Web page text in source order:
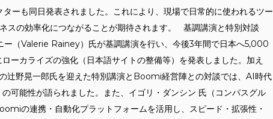
ーも同日発表されました。これにより、現場で日常的に使われるツー
スの効率化につながることが期待されます。 基調講演と特別対談
（Valerie Rainey）氏が基調講演を行い、今後3年間で日本へ5,000
ーカライズの強化（日本語サイトの整備等）を発表しました。加え
辻野晃一郎氏を迎えた特別講演とBoomi経営陣との対談では、AI時代
能性が語られました。また、イゴリ・ダンシン 氏（コンパスグル
の連携・自動化プラットフォームを活用し、スピード・拡張性・